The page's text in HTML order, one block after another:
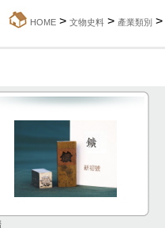
HOME> 文物史料> 產業類別 >